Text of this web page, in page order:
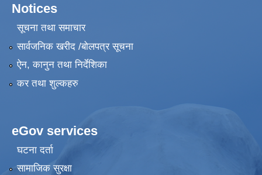
Notices
सूचना तथा समाचार
सार्वजनिक खरीद /बोलपत्र सूचना
ऐन, कानुन तथा निर्देशिका
कर तथा शुल्कहरु
eGov services
घटना दर्ता
सामाजिक सुरक्षा